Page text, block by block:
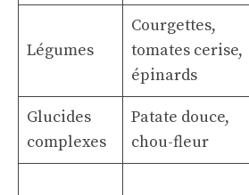
Légumes
Courgettes,
tomates cerise,
épinards
Glucides
complexes
Patate douce,
chou-fleur